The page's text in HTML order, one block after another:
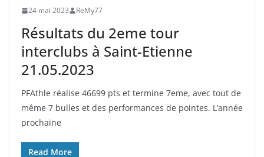
24 mai 2023 ReMy77
Résultats du 2eme tour
interclubs à Saint-Etienne
21.05.2023
PFAthle réalise 46699 pts et termine 7eme, avec tout de
même 7 bulles et des performances de pointes. L’année
prochaine
Read More